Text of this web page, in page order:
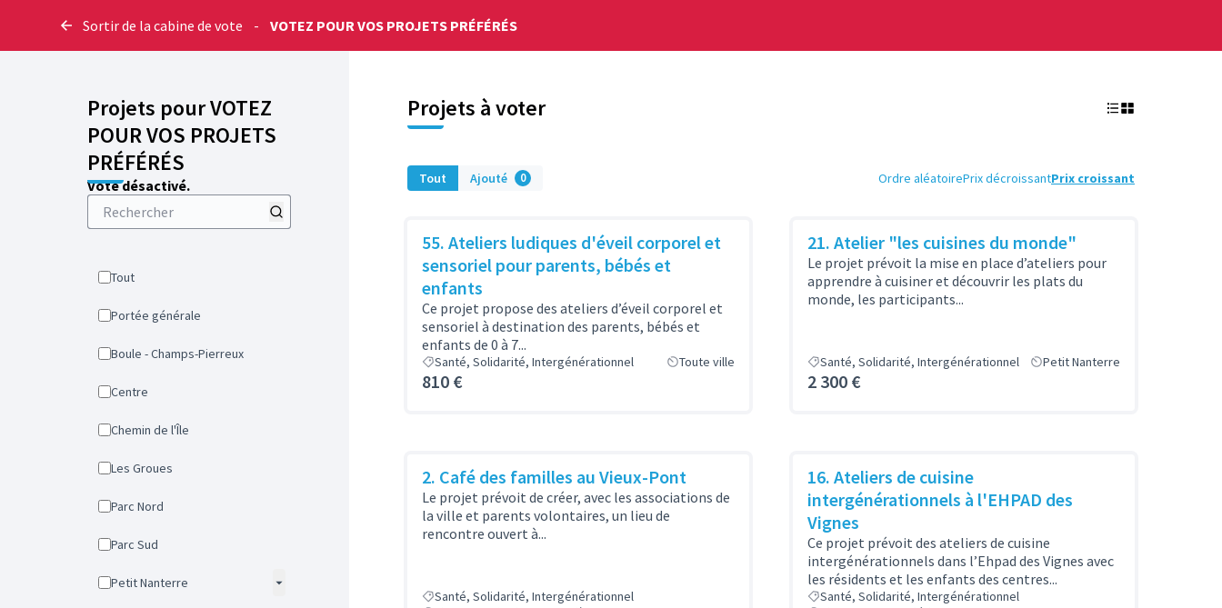
Sortir de la cabine de vote - VOTEZ POUR VOS PROJETS PRÉFÉRÉS
Projets pour VOTEZ
POUR VOS PROJETS
PRÉFÉRÉS
Vote désactivé.
Tout
Portée générale
Boule - Champs-Pierreux
Centre
Chemin de l'Île
Les Groues
Parc Nord
Parc Sud
Petit Nanterre
Projets à voter
Tout Ajouté 0 Ordre aléatoirePrix décroissantPrix croissant
55. Ateliers ludiques d'éveil corporel et
sensoriel pour parents, bébés et
enfants
Ce projet propose des ateliers d’éveil corporel et
sensoriel à destination des parents, bébés et
enfants de 0 à 7...
Santé, Solidarité, Intergénérationnel Toute ville
810 €
21. Atelier "les cuisines du monde"
Le projet prévoit la mise en place d’ateliers pour
apprendre à cuisiner et découvrir les plats du
monde, les participants...
Santé, Solidarité, Intergénérationnel Petit Nanterre
2 300 €
2. Café des familles au Vieux-Pont
Le projet prévoit de créer, avec les associations de
la ville et parents volontaires, un lieu de
rencontre ouvert à...
Santé, Solidarité, Intergénérationnel
16. Ateliers de cuisine
intergénérationnels à l'EHPAD des
Vignes
Ce projet prévoit des ateliers de cuisine
intergénérationnels dans l’Ehpad des Vignes avec
les résidents et les enfants des centres...
Santé, Solidarité, Intergénérationnel